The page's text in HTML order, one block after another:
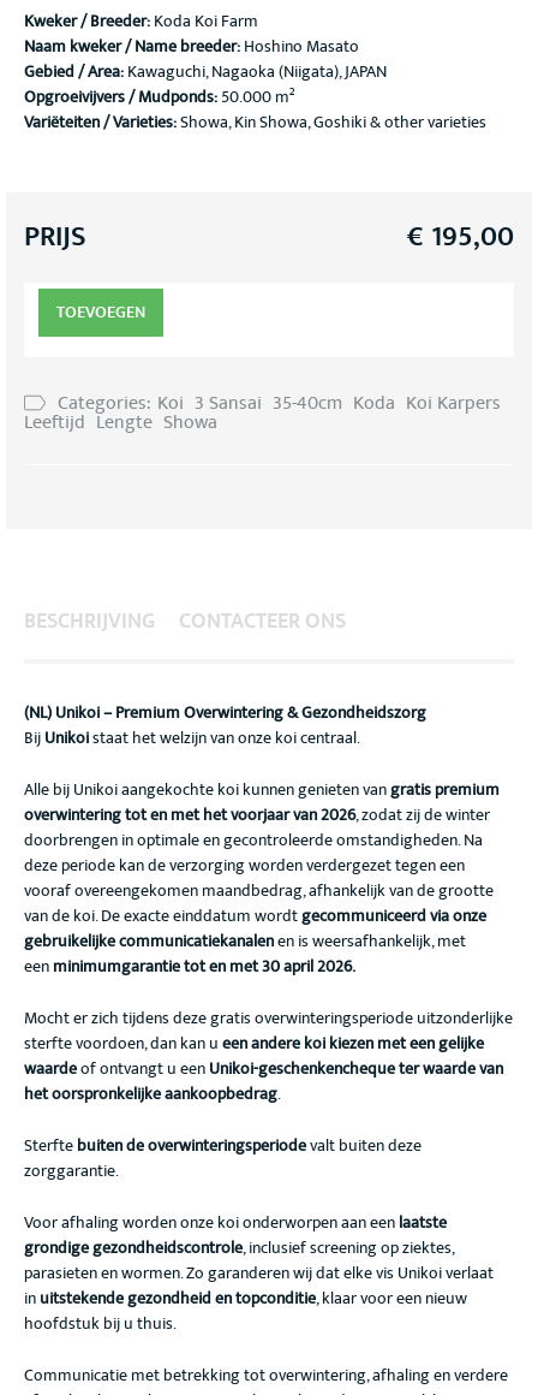
Kweker / Breeder:Koda Koi Farm
Naam kweker / Name breeder:Hoshino Masato
Gebied / Area:Kawaguchi, Nagaoka (Niigata), JAPAN
Opgroeivijvers / Mudponds:50.000 m²
Variëteiten / Varieties:Showa, Kin Showa, Goshiki & other varieties
PRIJS € 195,00
TOEVOEGEN
Categories: Koi 3 Sansai 35-40cm Koda Koi Karpers
Leeftijd Lengte Showa
BESCHRIJVING CONTACTEER ONS
(NL) Unikoi – Premium Overwintering & Gezondheidszorg
BijUnikoistaat het welzijn van onze koi centraal.
Alle bij Unikoi aangekochte koi kunnen genieten vangratis premium
overwintering tot en met het voorjaar van 2026, zodat zij de winter
doorbrengen in optimale en gecontroleerde omstandigheden. Na
deze periode kan de verzorging worden verdergezet tegen een
vooraf overeengekomen maandbedrag, afhankelijk van de grootte
van de koi. De exacte einddatum wordtgecommuniceerd via onze
gebruikelijke communicatiekanalenen is weersafhankelijk, met
eenminimumgarantie tot en met 30 april 2026.
Mocht er zich tijdens deze gratis overwinteringsperiode uitzonderlijke
sterfte voordoen, dan kan ueen andere koi kiezen met een gelijke
waardeof ontvangt u eenUnikoi-geschenkencheque ter waarde van
het oorspronkelijke aankoopbedrag.
Sterftebuiten de overwinteringsperiodevalt buiten deze
zorggarantie.
Voor afhaling worden onze koi onderworpen aan eenlaatste
grondige gezondheidscontrole, inclusief screening op ziektes,
parasieten en wormen. Zo garanderen wij dat elke vis Unikoi verlaat
inuitstekende gezondheid en topconditie, klaar voor een nieuw
hoofdstuk bij u thuis.
Communicatie met betrekking tot overwintering, afhaling en verdere